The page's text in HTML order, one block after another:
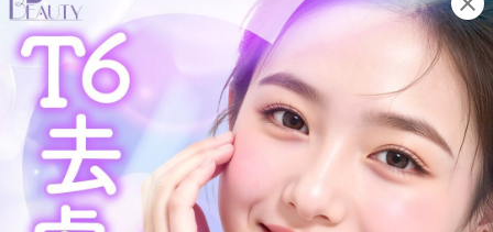
搭配修容秘技與收緊下顎線
提亮的同時需要適度陰影配合，在下顎線
位置輕輕掃上修容粉，能令輪廓更加分
明。修容應由腮骨掃往頸部，以收緊鬆弛
的視覺界線，令側面輪廓線條更俐落。正